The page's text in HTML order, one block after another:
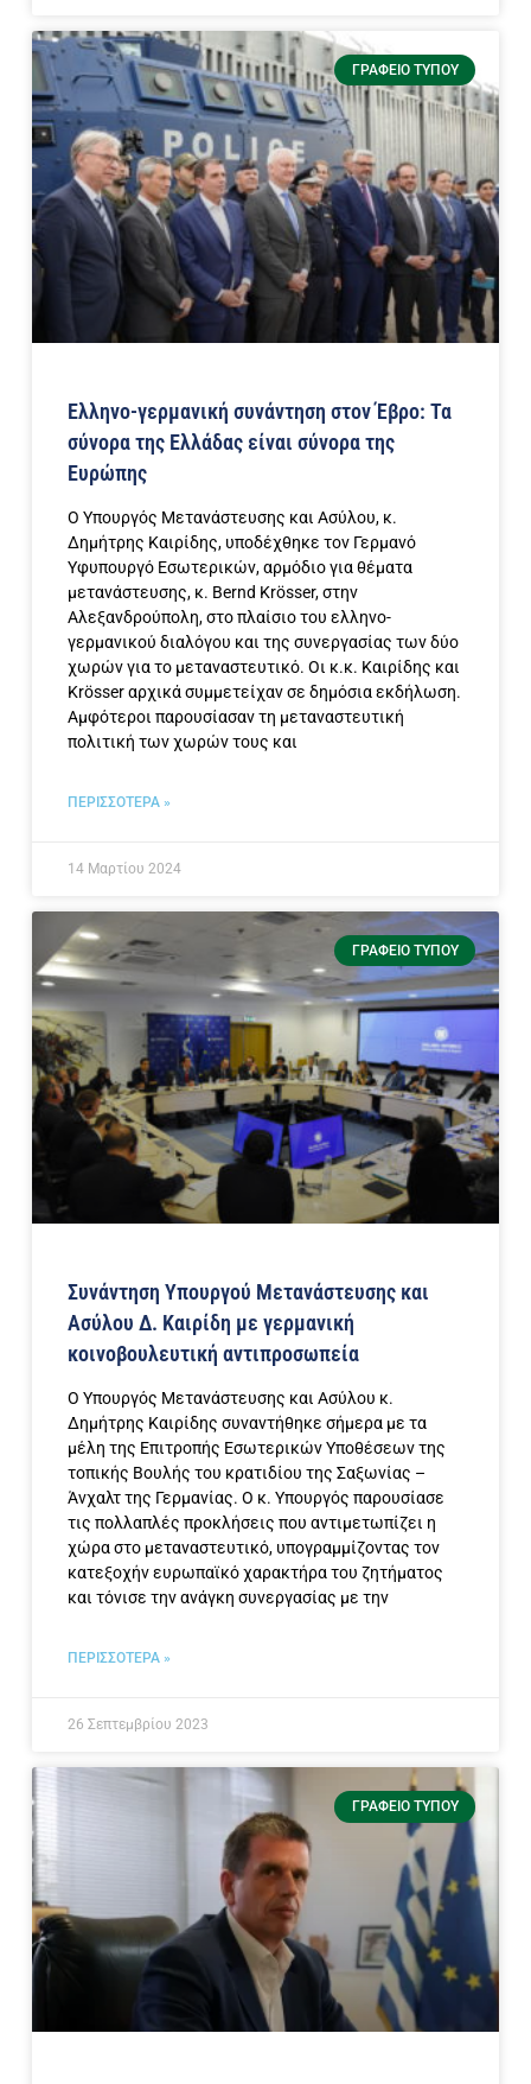
ΓΡΑΦΕΊΟ ΤΎΠΟΥ
Ελληνο-γερμανική συνάντηση στον Έβρο: Τα
σύνορα της Ελλάδας είναι σύνορα της
Ευρώπης
Ο Υπουργός Μετανάστευσης και Ασύλου, κ.
Δημήτρης Καιρίδης, υποδέχθηκε τον Γερμανό
Υφυπουργό Εσωτερικών, αρμόδιο για θέματα
μετανάστευσης, κ. Bernd Krösser, στην
Αλεξανδρούπολη, στο πλαίσιο του ελληνο-
γερμανικού διαλόγου και της συνεργασίας των δύο
χωρών για το μεταναστευτικό. Οι κ.κ. Καιρίδης και
Krösser αρχικά συμμετείχαν σε δημόσια εκδήλωση.
Αμφότεροι παρουσίασαν τη μεταναστευτική
πολιτική των χωρών τους και
ΠΕΡΙΣΣΟΤΕΡΑ »
14 Μαρτίου 2024
ΓΡΑΦΕΊΟ ΤΎΠΟΥ
Συνάντηση Υπουργού Μετανάστευσης και
Ασύλου Δ. Καιρίδη με γερμανική
κοινοβουλευτική αντιπροσωπεία
Ο Υπουργός Μετανάστευσης και Ασύλου κ.
Δημήτρης Καιρίδης συναντήθηκε σήμερα με τα
μέλη της Επιτροπής Εσωτερικών Υποθέσεων της
τοπικής Βουλής του κρατιδίου της Σαξωνίας –
Άνχαλτ της Γερμανίας. Ο κ. Υπουργός παρουσίασε
τις πολλαπλές προκλήσεις που αντιμετωπίζει η
χώρα στο μεταναστευτικό, υπογραμμίζοντας τον
κατεξοχήν ευρωπαϊκό χαρακτήρα του ζητήματος
και τόνισε την ανάγκη συνεργασίας με την
ΠΕΡΙΣΣΟΤΕΡΑ »
26 Σεπτεμβρίου 2023
ΓΡΑΦΕΊΟ ΤΎΠΟΥ